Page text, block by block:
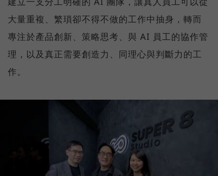
大量重複、繁瑣卻不得不做的工作中抽身，轉而
專注於產品創新、策略思考、與 AI 員工的協作管
理，以及真正需要創造力、同理心與判斷力的工
作。